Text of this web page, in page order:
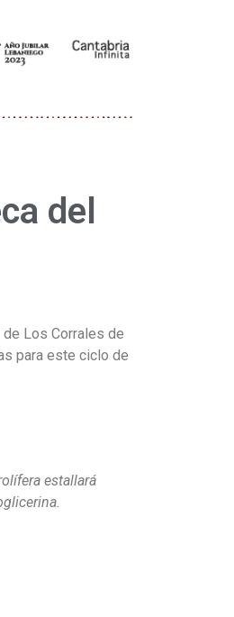
del
Los Corrales de
para este ciclo de
estallará